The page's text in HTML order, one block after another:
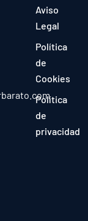
Aviso
Legal
Política
de
Cookies
Política
de
privacidad